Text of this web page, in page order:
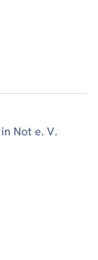
Not e. V.